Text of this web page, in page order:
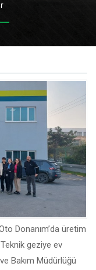
Donanım’da üretim
geziye ev
Bakım Müdürlüğü